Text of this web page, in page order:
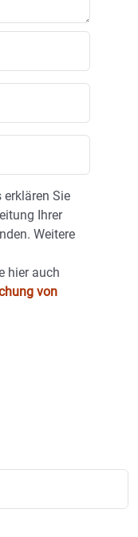
Sie
Ihrer
Weitere
hier auch
von